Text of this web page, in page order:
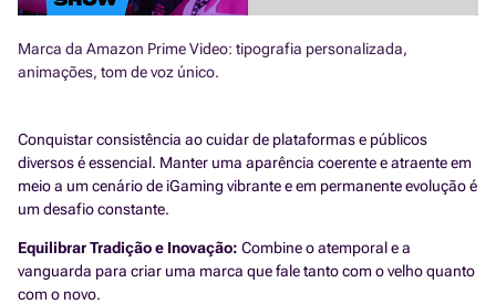
Marca da Amazon Prime Video: tipografia personalizada,
animações, tom de voz único.
Conquistar consistência ao cuidar de plataformas e públicos
diversos é essencial. Manter uma aparência coerente e atraente em
meio a um cenário de iGaming vibrante e em permanente evolução é
um desafio constante.
Equilibrar Tradição e Inovação: Combine o atemporal e a
vanguarda para criar uma marca que fale tanto com o velho quanto
com o novo.